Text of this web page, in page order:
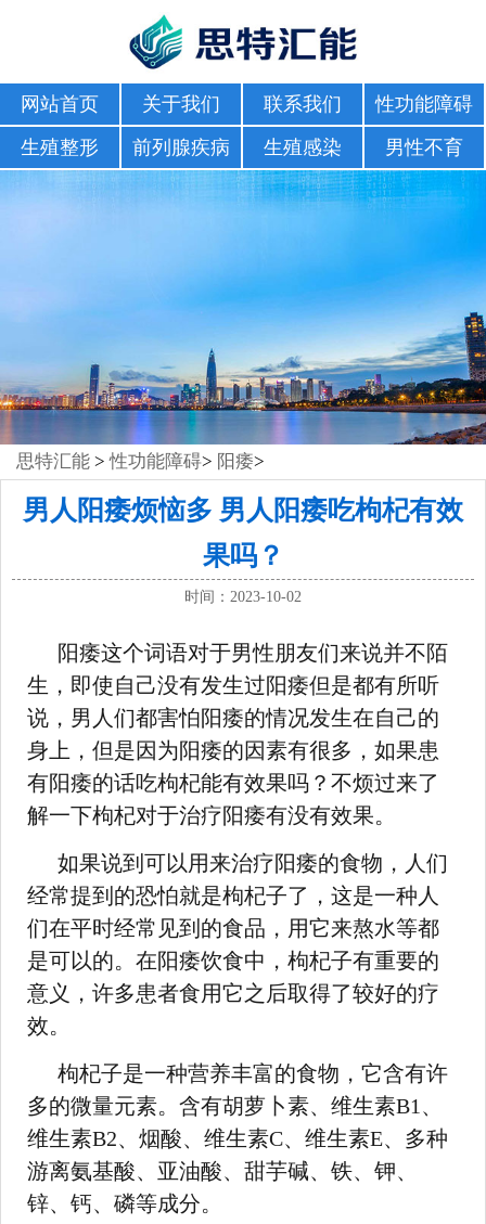
网站首页 关于我们 联系我们
性功能障碍
生殖整形
前列腺疾病 生殖感染 男性不育
思特汇能 >性功能障碍> 阳痿>
男人阳痿烦恼多 男人阳痿吃枸杞有效
果吗？
时间：2023-10-02
阳痿这个词语对于男性朋友们来说并不陌
生，即使自己没有发生过阳痿但是都有所听
说，男人们都害怕阳痿的情况发生在自己的
身上，但是因为阳痿的因素有很多，如果患
有阳痿的话吃枸杞能有效果吗？不烦过来了
解一下枸杞对于治疗阳痿有没有效果。
如果说到可以用来治疗阳痿的食物，人们
经常提到的恐怕就是枸杞子了，这是一种人
们在平时经常见到的食品，用它来熬水等都
是可以的。在阳痿饮食中，枸杞子有重要的
意义，许多患者食用它之后取得了较好的疗
效。
枸杞子是一种营养丰富的食物，它含有许
多的微量元素。含有胡萝卜素、维生素B1、
维生素B2、烟酸、维生素C、维生素E、多种
游离氨基酸、亚油酸、甜芋碱、铁、钾、
锌、钙、磷等成分。